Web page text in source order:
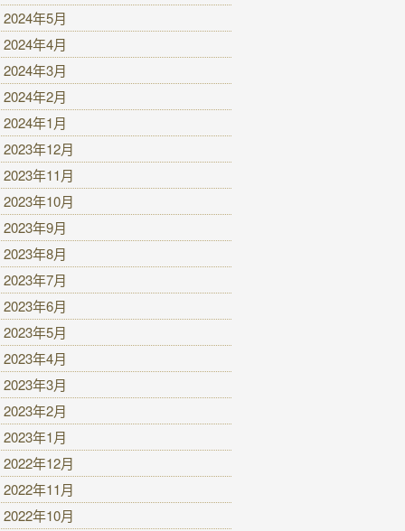
2024年5月
2024年4月
2024年3月
2024年2月
2024年1月
2023年12月
2023年11月
2023年10月
2023年9月
2023年8月
2023年7月
2023年6月
2023年5月
2023年4月
2023年3月
2023年2月
2023年1月
2022年12月
2022年11月
2022年10月